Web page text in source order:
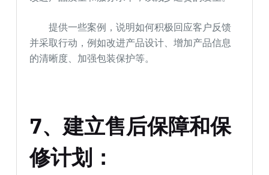
提供一些案例，说明如何积极回应客户反馈
并采取行动，例如改进产品设计、增加产品信息
的清晰度、加强包装保护等。
7、建立售后保障和保
修计划：